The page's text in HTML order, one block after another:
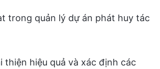
trong quản lý dự án phát huy tác
thiện hiệu quả và xác định các